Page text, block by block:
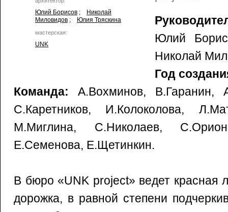
Юлий Борисов ;
Николай
Миловидов ; Юлия Тряскина
мастерская:
UNK
Юлий
Николай
Год
Команда: А.Вохминов, В.Гаранин,
С.Каретников, И.Колоколова,
М.Миглина, С.Николаев,
Е.Семенова, Е.Щетинкин.
В бюро «UNK project» ведет красная
дорожка, в равной степени